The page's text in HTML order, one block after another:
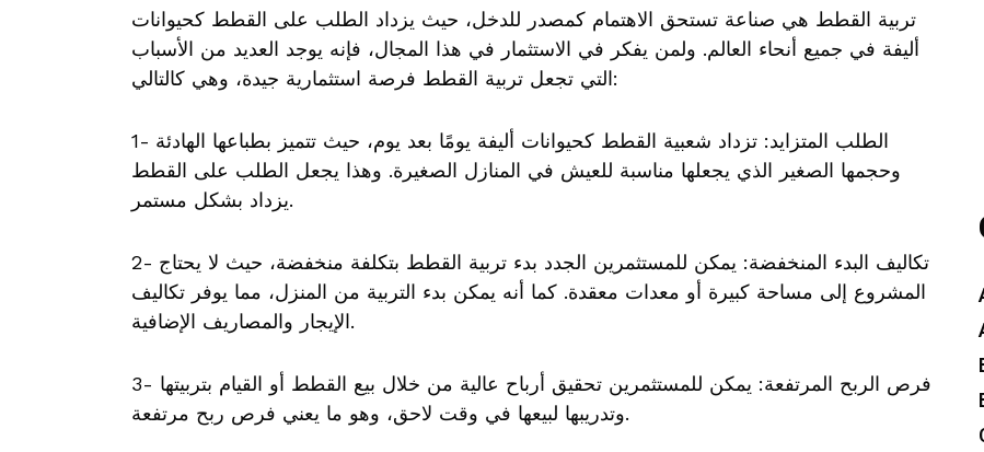
تربية القطط هي صناعة تستحق الاهتمام كمصدر للدخل، حيث يزداد الطلب على القطط كحيوانات
أليفة في جميع أنحاء العالم. ولمن يفكر في الاستثمار في هذا المجال، فإنه يوجد العديد من الأسباب
التي تجعل تربية القطط فرصة استثمارية جيدة، وهي كالتالي:
1- الطلب المتزايد: تزداد شعبية القطط كحيوانات أليفة يومًا بعد يوم، حيث تتميز بطباعها الهادئة
وحجمها الصغير الذي يجعلها مناسبة للعيش في المنازل الصغيرة. وهذا يجعل الطلب على القطط
يزداد بشكل مستمر.
2- تكاليف البدء المنخفضة: يمكن للمستثمرين الجدد بدء تربية القطط بتكلفة منخفضة، حيث لا يحتاج
المشروع إلى مساحة كبيرة أو معدات معقدة. كما أنه يمكن بدء التربية من المنزل، مما يوفر تكاليف
الإيجار والمصاريف الإضافية.
3- فرص الربح المرتفعة: يمكن للمستثمرين تحقيق أرباح عالية من خلال بيع القطط أو القيام بتربيتها
وتدريبها لبيعها في وقت لاحق، وهو ما يعني فرص ربح مرتفعة.